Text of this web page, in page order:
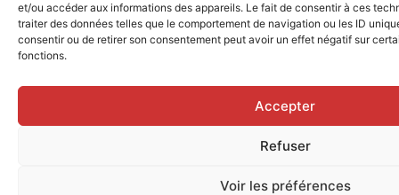
et/ou accéder aux informations des appareils. Le fait de consentir à ces
traiter des données telles que le comportement de navigation ou les ID
consentir ou de retirer son consentement peut avoir un effet négatif sur
fonctions.
Accepter
Refuser
Voir les préférences